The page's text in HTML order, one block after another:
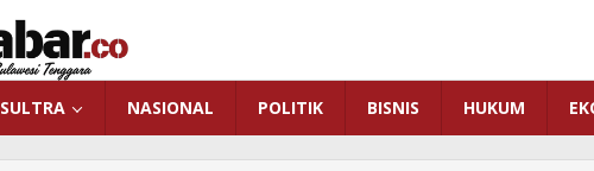
SULTRA NASIONAL POLITIK BISNIS HUKUM